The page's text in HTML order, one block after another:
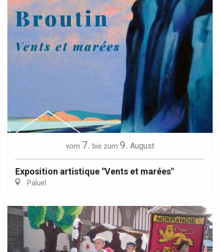
vom 7. bis zum 9. August
Exposition artistique "Vents et marées"
Paluel